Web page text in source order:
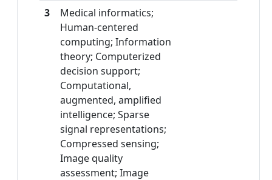
3
Medical informatics;
Human-centered
computing; Information
theory; Computerized
decision support;
Computational,
augmented, amplified
intelligence; Sparse
signal representations;
Compressed sensing;
Image quality
assessment; Image